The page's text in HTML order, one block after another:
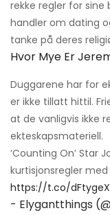
rekke regler for sine
handler om dating
tanke på deres
Hvor Mye Er
Duggarene har for
er ikke tillatt hittil.
at de vanligvis ikke
ekteskapsmateriell.
‘Counting On’ Star
kurtisjonsregler
https://t.co/
- Elygantthings